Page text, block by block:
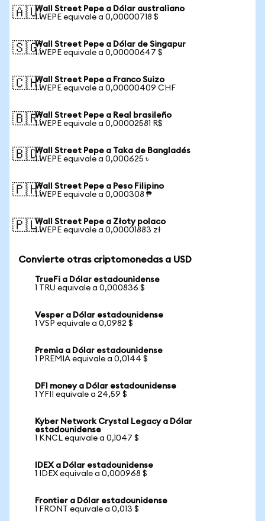
🇦🇺Wall Street Pepe a Dólar australiano
1 WEPE equivale a 0,00000718 $
🇸🇬Wall Street Pepe a Dólar de Singapur
1 WEPE equivale a 0,00000647 $
🇨🇭Wall Street Pepe a Franco Suizo
1 WEPE equivale a 0,00000409 CHF
🇧🇷Wall Street Pepe a Real brasileño
1 WEPE equivale a 0,00002581 R$
🇧🇩Wall Street Pepe a Taka de Bangladés
1 WEPE equivale a 0,000625 ৳
🇵🇭Wall Street Pepe a Peso Filipino
1 WEPE equivale a 0,000308 ₱
🇵🇱Wall Street Pepe a Złoty polaco
1 WEPE equivale a 0,00001883 zł
Convierte otras criptomonedas a USD
TrueFi a Dólar estadounidense
1 TRU equivale a 0,000836 $
Vesper a Dólar estadounidense
1 VSP equivale a 0,0982 $
Premia a Dólar estadounidense
1 PREMIA equivale a 0,0144 $
DFI money a Dólar estadounidense
1 YFII equivale a 24,59 $
Kyber Network Crystal Legacy a Dólar
estadounidense
1 KNCL equivale a 0,1047 $
IDEX a Dólar estadounidense
1 IDEX equivale a 0,000968 $
Frontier a Dólar estadounidense
1 FRONT equivale a 0,013 $